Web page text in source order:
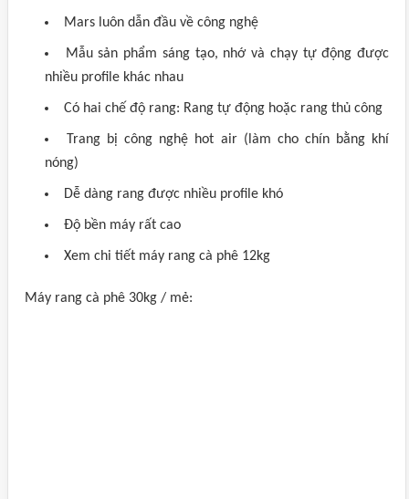
Mars luôn dẫn đầu về công nghệ
Mẫu sản phẩm sáng tạo, nhớ và chạy tự động được
nhiều profile khác nhau
Có hai chế độ rang: Rang tự động hoặc rang thủ công
Trang bị công nghệ hot air (làm cho chín bằng khí
nóng)
Dễ dàng rang được nhiều profile khó
Độ bền máy rất cao
Xem chi tiết máy rang cà phê 12kg
Máy rang cà phê 30kg / mẻ: